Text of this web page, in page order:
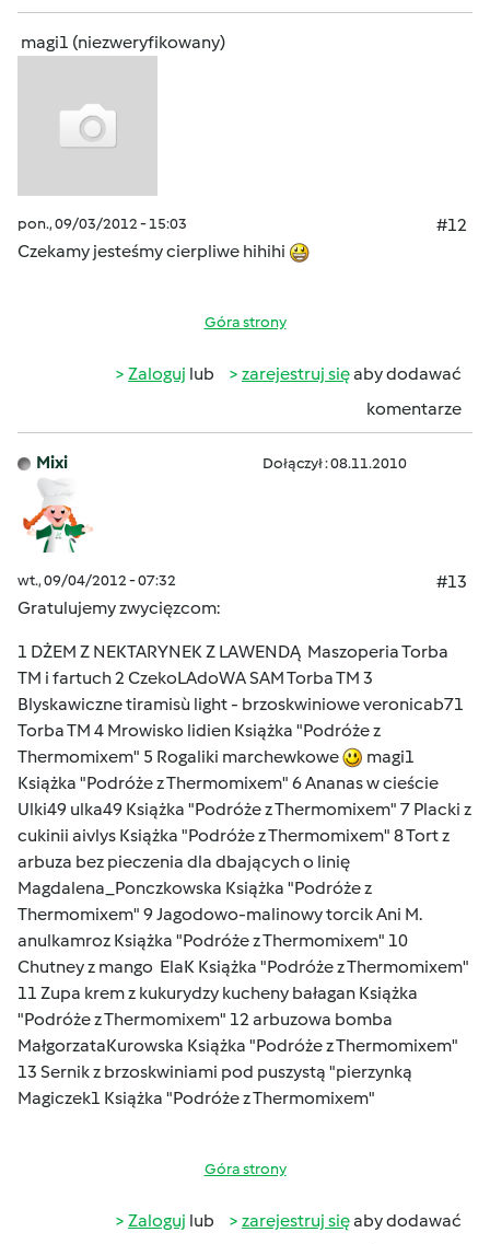
magi1 (niezweryfikowany)
pon., 09/03/2012 - 15:03
#12
Czekamy jesteśmy cierpliwe hihihi
Góra strony
Zaloguj lub zarejestruj sięaby dodawać
komentarze
Mixi Dołączył : 08.11.2010
wt., 09/04/2012 - 07:32
#13
Gratulujemy zwycięzcom:
1 DŻEM Z NEKTARYNEK Z LAWENDĄ Maszoperia Torba
TM i fartuch 2 CzekoLAdoWA SAM Torba TM 3
Blyskawiczne tiramisù light - brzoskwiniowe veronicab71
Torba TM 4 Mrowisko lidien Książka "Podróże z
Thermomixem" 5 Rogaliki marchewkowe
magi1
Książka "Podróże z Thermomixem" 6 Ananas w cieście
Ulki49 ulka49 Książka "Podróże z Thermomixem" 7 Placki z
cukinii aivlys Książka "Podróże z Thermomixem" 8 Tort z
arbuza bez pieczenia dla dbających o linię
Magdalena_Ponczkowska Książka "Podróże z
Thermomixem" 9 Jagodowo-malinowy torcik Ani M.
anulkamroz Książka "Podróże z Thermomixem" 10
Chutney z mango ElaK Książka "Podróże z Thermomixem"
11 Zupa krem z kukurydzy kucheny bałagan Książka
"Podróże z Thermomixem" 12 arbuzowa bomba
MałgorzataKurowska Książka "Podróże z Thermomixem"
13 Sernik z brzoskwiniami pod puszystą "pierzynką
Magiczek1 Książka "Podróże z Thermomixem"
Góra strony
Zaloguj lub zarejestruj sięaby dodawać